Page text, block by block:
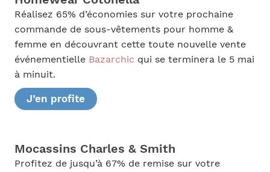
Réalisez 65% d’économies sur votre prochaine
commande de sous-vêtements pour homme &
femme en découvrant cette toute nouvelle vente
événementielle Bazarchic qui se terminera le 5 mai
à minuit.
J’en profite
Mocassins Charles & Smith
Profitez de jusqu’à 67% de remise sur votre